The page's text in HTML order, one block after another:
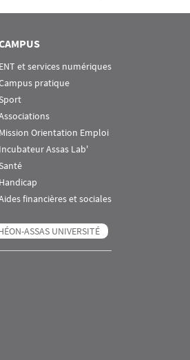
ENT et services numériques
pratique
Sport
Mission Orientation Emploi
Incubateur Assas Lab'
Santé
Handicap
financières et sociales
ASSAS UNIVERSITÉ